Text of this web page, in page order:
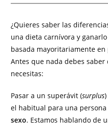
¿Quieres saber las
una dieta carnívora y
basada mayoritariamente en
Antes que nada debes
necesitas:
Pasar a un superávit (surplus
el habitual para una
sexo. Estamos hablando de